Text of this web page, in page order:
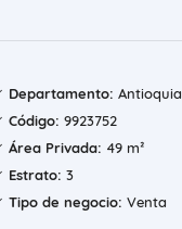
Departamento: Antioquia
Código: 9923752
Área Privada: 49 m²
Estrato: 3
Tipo de negocio: Venta